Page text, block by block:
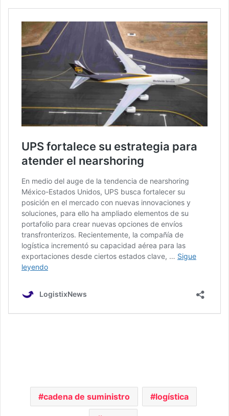
cadena de suministro logística